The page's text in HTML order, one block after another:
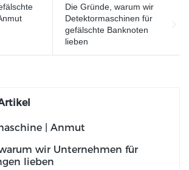
Die Gründe, warum wir
Detektormaschinen für
gefälschte Banknoten
lieben
| Anmut
wir Unternehmen für
lieben